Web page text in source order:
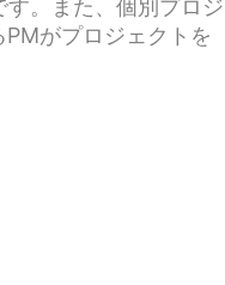
。また、個別プロジ
がプロジェクトを